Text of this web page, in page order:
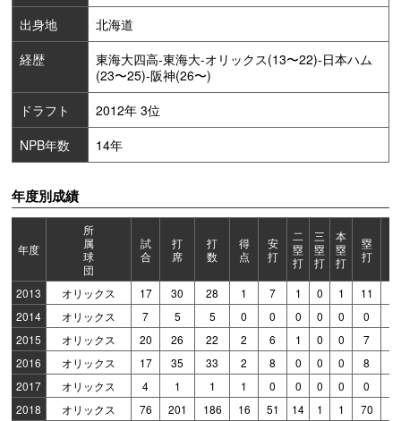
出身地
北海道
経歴
東海大四高-東海大-オリックス(13〜22)-日本ハム
(23〜25)-阪神(26〜)
ドラフト
2012年 3位
NPB年数
14年
年度別成績
年度
所
属
球
団
試
合
打
席
打
数
得
点
安
打
二
塁
打
三
塁
打
本
塁
打
塁
打
2013 オリックス 17 30 28 1 7 1 0 1 11
2014
オリックス 7 5 5 0 0 0 0 0 0
2015
オリックス 20 26 22 2 6 1 0 0 7
2016
オリックス 17 35 33 2 8 0 0 0 8
2017
オリックス 4 1 1 1 0 0 0 0 0
2018
オリックス 76 201 186 16 51 14 1 1 70